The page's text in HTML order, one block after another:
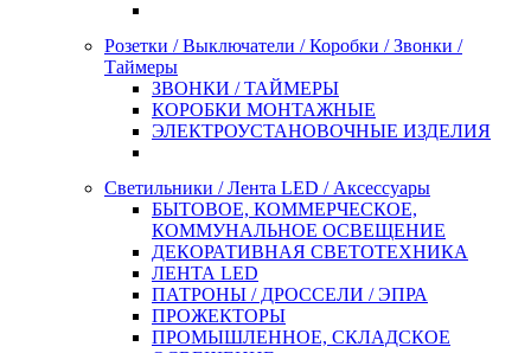
Розетки / Выключатели / Коробки / Звонки /
Таймеры
ЗВОНКИ / ТАЙМЕРЫ
КОРОБКИ МОНТАЖНЫЕ
ЭЛЕКТРОУСТАНОВОЧНЫЕ ИЗДЕЛИЯ
Светильники / Лента LED / Аксессуары
БЫТОВОЕ, КОММЕРЧЕСКОЕ,
КОММУНАЛЬНОЕ ОСВЕЩЕНИЕ
ДЕКОРАТИВНАЯ СВЕТОТЕХНИКА
ЛЕНТА LED
ПАТРОНЫ / ДРОССЕЛИ / ЭПРА
ПРОЖЕКТОРЫ
ПРОМЫШЛЕННОЕ, СКЛАДСКОЕ